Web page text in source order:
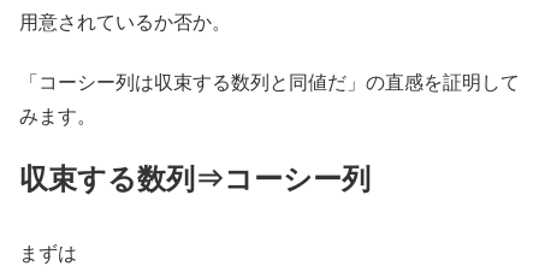
用意されているか否か。
「コーシー列は収束する数列と同値だ」の直感を証明して
みます。
収束する数列⇒コーシー列
まずは